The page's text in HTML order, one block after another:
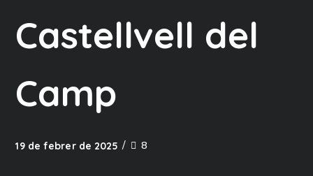
Castellvell del
Camp
19 de febrer de 2025 8